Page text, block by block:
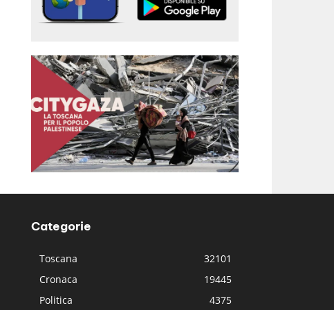
Categorie
Toscana
32101
Cronaca
19445
Politica
4375